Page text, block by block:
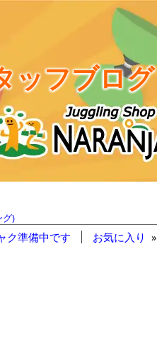
ッフブログ
グ)
ク準備中です お気に入り »